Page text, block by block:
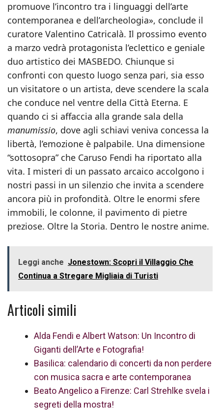
promuove l’incontro tra i linguaggi dell’arte
contemporanea e dell’archeologia», conclude il
curatore Valentino Catricalà. Il prossimo evento
a marzo vedrà protagonista l’eclettico e geniale
duo artistico dei MASBEDO. Chiunque si
confronti con questo luogo senza pari, sia esso
un visitatore o un artista, deve scendere la scala
che conduce nel ventre della Città Eterna. E
quando ci si affaccia alla grande sala della
manumissio, dove agli schiavi veniva concessa la
libertà, l’emozione è palpabile. Una dimensione
“sottosopra” che Caruso Fendi ha riportato alla
vita. I misteri di un passato arcaico accolgono i
nostri passi in un silenzio che invita a scendere
ancora più in profondità. Oltre le enormi sfere
immobili, le colonne, il pavimento di pietre
preziose. Oltre la Storia. Dentro le nostre anime.
Leggi anche Jonestown: Scopri il Villaggio Che
Continua a Stregare Migliaia di Turisti
Articoli simili
Alda Fendi e Albert Watson: Un Incontro di
Giganti dell’Arte e Fotografia!
Basilica: calendario di concerti da non perdere
con musica sacra e arte contemporanea
Beato Angelico a Firenze: Carl Strehlke svela i
segreti della mostra!